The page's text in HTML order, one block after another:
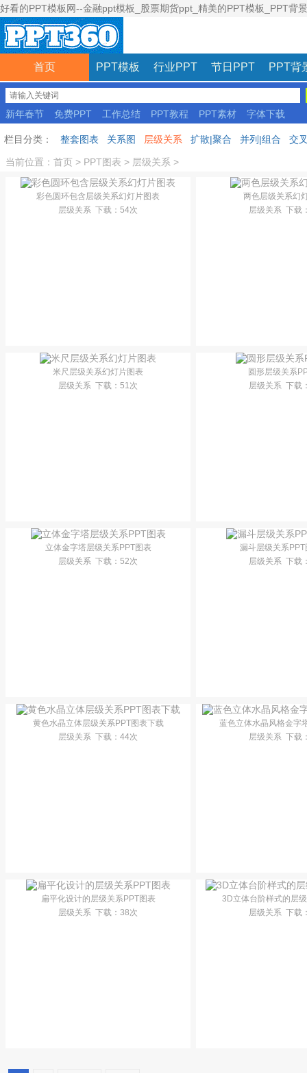
好看的PPT模板网--金融ppt模板_股票期货ppt_精美的PPT模板_PPT背
首页 PPT模板 行业PPT 节日PPT PPT背
新年春节 免费PPT 工作总结 PPT教程 PPT素材
字体下载
栏目分类：
整套图表 关系图 层级关系 扩散|聚合 并列|组合 交
当前位置： 首页 > PPT图表 > 层级关系 >
彩色圆环包含层级关系幻灯片图表
层级关系 下载 ：54次
两色层级关系幻
层级关系 下载
米尺层级关系幻灯片图表
层级关系 下载 ：51次
圆形层级关系
层级关系 下载
立体金字塔层级关系PPT图表
层级关系 下载 ：52次
漏斗层级关系PPT
层级关系 下载
黄色水晶立体层级关系PPT图表下载
层级关系 下载 ：44次
蓝色立体水晶风格金字
层级关系 下载
扁平化设计的层级关系PPT图表
层级关系 下载 ：38次
3D立体台阶样式的层
层级关系 下载